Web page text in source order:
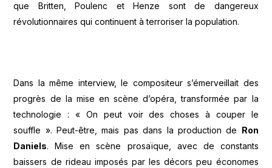
que Britten, Poulenc et Henze sont de dangereux
révolutionnaires qui continuent à terroriser la population.
Dans la même interview, le compositeur s’émerveillait des
progrès de la mise en scène d’opéra, transformée par la
technologie : « On peut voir des choses à couper le
souffle ». Peut-être, mais pas dans la production de Ron
Daniels. Mise en scène prosaïque, avec de constants
baissers de rideau imposés par les décors peu économes